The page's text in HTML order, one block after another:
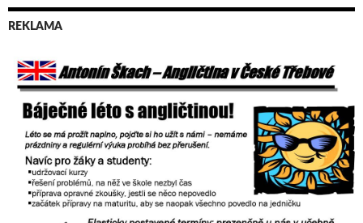
REKLAMA